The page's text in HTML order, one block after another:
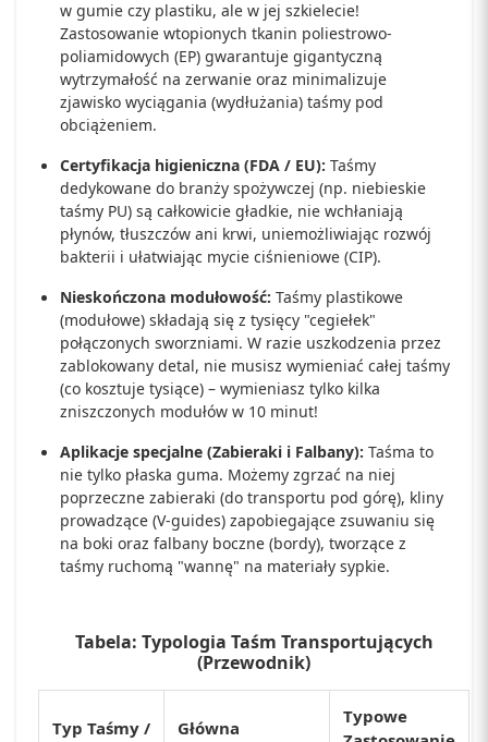
w gumie czy plastiku, ale w jej szkielecie!
Zastosowanie wtopionych tkanin poliestrowo-
poliamidowych (EP) gwarantuje gigantyczną
wytrzymałość na zerwanie oraz minimalizuje
zjawisko wyciągania (wydłużania) taśmy pod
obciążeniem.
Certyfikacja higieniczna (FDA / EU): Taśmy
dedykowane do branży spożywczej (np. niebieskie
taśmy PU) są całkowicie gładkie, nie wchłaniają
płynów, tłuszczów ani krwi, uniemożliwiając rozwój
bakterii i ułatwiając mycie ciśnieniowe (CIP).
Nieskończona modułowość: Taśmy plastikowe
(modułowe) składają się z tysięcy "cegiełek"
połączonych sworzniami. W razie uszkodzenia przez
zablokowany detal, nie musisz wymieniać całej taśmy
(co kosztuje tysiące) – wymieniasz tylko kilka
zniszczonych modułów w 10 minut!
Aplikacje specjalne (Zabieraki i Falbany): Taśma to
nie tylko płaska guma. Możemy zgrzać na niej
poprzeczne zabieraki (do transportu pod górę), kliny
prowadzące (V-guides) zapobiegające zsuwaniu się
na boki oraz falbany boczne (bordy), tworzące z
taśmy ruchomą "wannę" na materiały sypkie.
Tabela: Typologia Taśm Transportujących
(Przewodnik)
Typ Taśmy /
Główna
Typowe